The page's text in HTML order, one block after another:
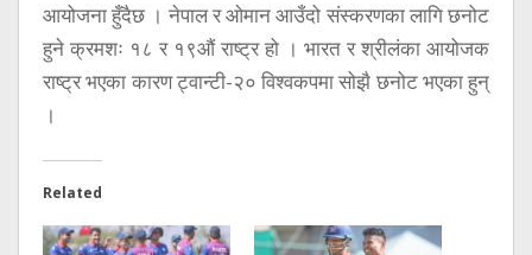
आयोजना हुँदैछ । नेपाल र ओमान आउँदो संस्करणका लागि छनोट
हुने क्रमशः १८ र १९औं राष्ट्र हो । भारत र श्रीलंका आयोजक
राष्ट्र भएका कारण ट्वान्टी-२० विश्वकपमा सोझै छनोट भएका हुन्
।
Related